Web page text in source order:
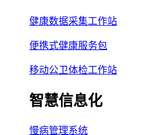
健康数据采集工作站
便携式健康服务包
移动公卫体检工作站
智慧信息化
慢病管理系统